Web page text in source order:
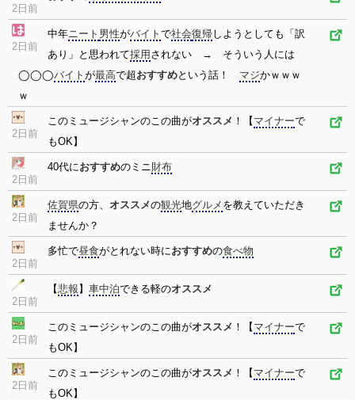
2日前
2日前
中年ニート 男性がバイト で社会復帰しようとしても「訳
あり」と思われて採用 されない → そういう人には
◯◯◯バイト が最高で超おすすめという話！ マジかｗｗｗ
ｗ
2日前
このミュージシャンのこの曲がオススメ ！【 マイナーで
もOK】
2日前
40代におすすめのミニ財布
2日前
佐賀県の方、 オススメの観光地グルメ を教えていただき
ませんか？
2日前
多忙で昼食がとれない時におすすめの食べ物
2日前
【悲報 】 車中泊できる軽のオススメ
2日前
このミュージシャンのこの曲がオススメ ！【 マイナーで
もOK】
2日前
このミュージシャンのこの曲がオススメ ！【 マイナーで
もOK】